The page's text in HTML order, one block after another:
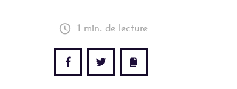
1 min. de lecture